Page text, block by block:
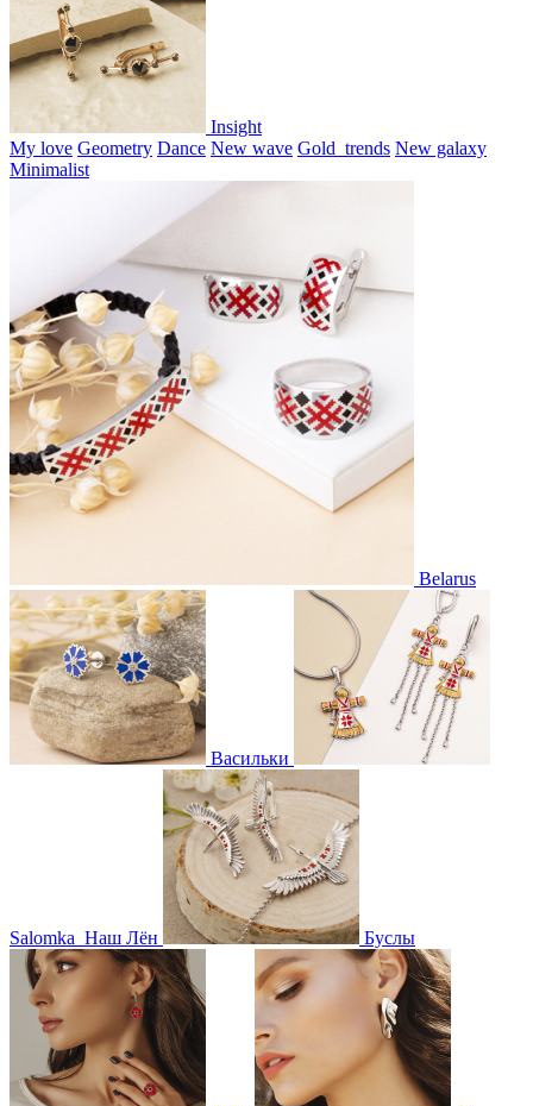
Insight
My love Geometry Dance New wave Gold_trends New galaxy
Minimalist
Belarus
Васильки
Salomka Наш Лён Буслы